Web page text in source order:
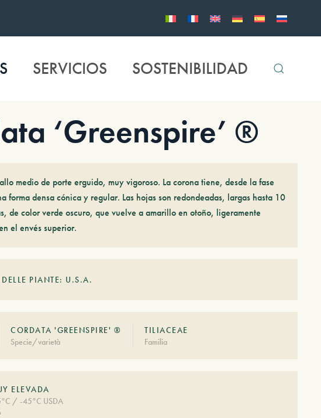
SERVICIOS SOSTENIBILIDAD
‘Greenspire’ ®
medio de porte erguido, muy vigoroso. La corona tiene, desde la fase
forma densa cónica y regular. Las hojas son redondeadas, largas hasta 10
de color verde oscuro, que vuelve a amarillo en otoño, ligeramente
el envés superior.
PIANTE: U.S.A.
CORDATA 'GREENSPIRE' ®
Specie/varietà
TILIACEAE
Familia
ELEVADA
/ -45°C USDA